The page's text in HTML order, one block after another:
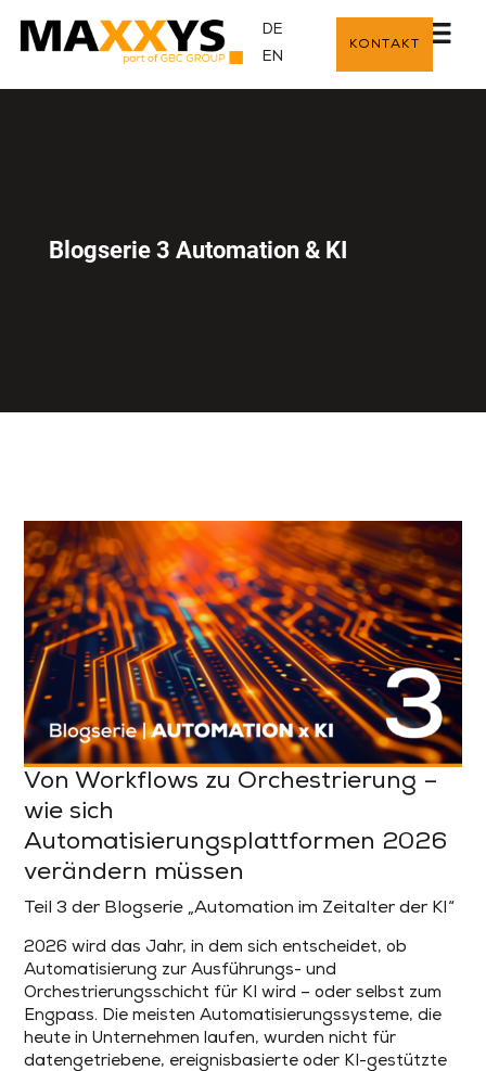
DE
EN
KONTAKT
Blogserie 3 Automation & KI
Von Workflows zu Orchestrierung –
wie sich
Automatisierungsplattformen 2026
verändern müssen
Teil 3 der Blogserie „Automation im Zeitalter der KI“
2026 wird das Jahr, in dem sich entscheidet, ob
Automatisierung zur Ausführungs- und
Orchestrierungsschicht für KI wird – oder selbst zum
Engpass. Die meisten Automatisierungssysteme, die
heute in Unternehmen laufen, wurden nicht für
datengetriebene, ereignisbasierte oder KI-gestützte